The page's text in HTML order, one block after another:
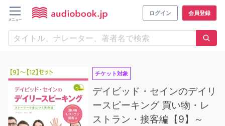
ログイン 会員登録
チケット対象
デイビッド・セインのデイリ
ースピーキング 買い物・レ
ストラン・接客編【9】～